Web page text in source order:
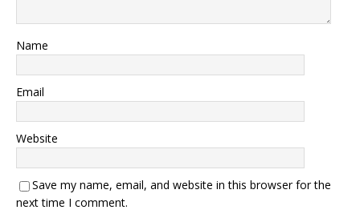
Name
Email
Website
Save my name, email, and website in this browser for the
next time I comment.